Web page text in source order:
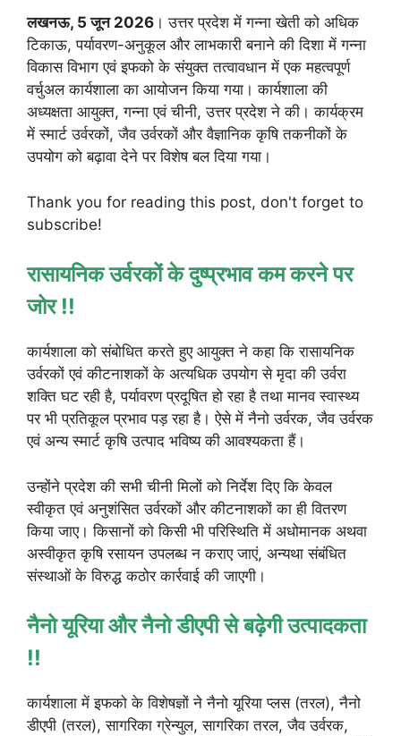
लखनऊ, 5 जून 2026 । उत्तर प्रदेश में गन्ना खेती को अधिक
टिकाऊ, पर्यावरण-अनुकूल और लाभकारी बनाने की दिशा में गन्ना
विकास विभाग एवं इफको के संयुक्त तत्वावधान में एक महत्वपूर्ण
वर्चुअल कार्यशाला का आयोजन किया गया। कार्यशाला की
अध्यक्षता आयुक्त, गन्ना एवं चीनी, उत्तर प्रदेश ने की। कार्यक्रम
में स्मार्ट उर्वरकों, जैव उर्वरकों और वैज्ञानिक कृषि तकनीकों के
उपयोग को बढ़ावा देने पर विशेष बल दिया गया।
Thank you for reading this post, don't forget to
subscribe!
रासायनिक उर्वरकों के दुष्प्रभाव कम करने पर
जोर !!
कार्यशाला को संबोधित करते हुए आयुक्त ने कहा कि रासायनिक
उर्वरकों एवं कीटनाशकों के अत्यधिक उपयोग से मृदा की उर्वरा
शक्ति घट रही है, पर्यावरण प्रदूषित हो रहा है तथा मानव स्वास्थ्य
पर भी प्रतिकूल प्रभाव पड़ रहा है। ऐसे में नैनो उर्वरक, जैव उर्वरक
एवं अन्य स्मार्ट कृषि उत्पाद भविष्य की आवश्यकता हैं।
उन्होंने प्रदेश की सभी चीनी मिलों को निर्देश दिए कि केवल
स्वीकृत एवं अनुशंसित उर्वरकों और कीटनाशकों का ही वितरण
किया जाए। किसानों को किसी भी परिस्थिति में अधोमानक अथवा
अस्वीकृत कृषि रसायन उपलब्ध न कराए जाएं, अन्यथा संबंधित
संस्थाओं के विरुद्ध कठोर कार्रवाई की जाएगी।
नैनो यूरिया और नैनो डीएपी से बढ़ेगी उत्पादकता
!!
कार्यशाला में इफको के विशेषज्ञों ने नैनो यूरिया प्लस (तरल), नैनो
डीएपी (तरल), सागरिका ग्रेन्युल, सागरिका तरल, जैव उर्वरक,